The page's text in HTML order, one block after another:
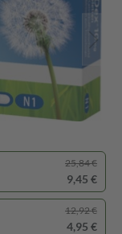
25,84 €
9,45 €
12,92 €
4,95 €